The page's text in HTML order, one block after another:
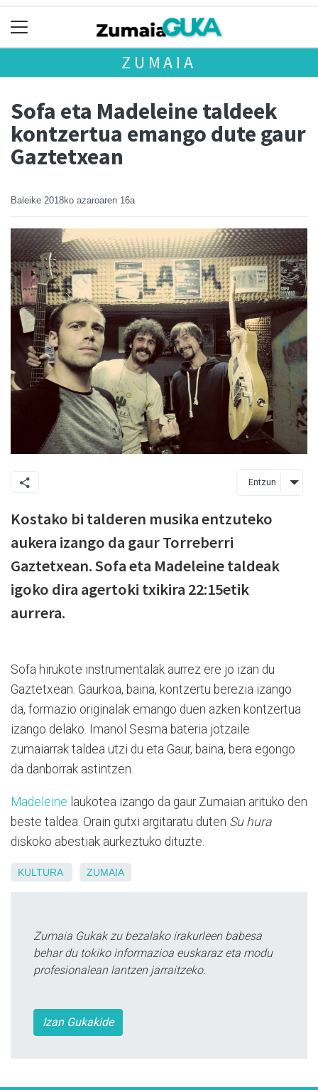
ZUMAIA
Sofa eta Madeleine taldeek
kontzertua emango dute gaur
Gaztetxean
Baleike 2018ko azaroaren 16a
Entzun
Kostako bi talderen musika entzuteko
aukera izango da gaur Torreberri
Gaztetxean. Sofa eta Madeleine taldeak
igoko dira agertoki txikira 22:15etik
aurrera.
Sofa hirukote instrumentalak aurrez ere jo izan du
Gaztetxean. Gaurkoa, baina, kontzertu berezia izango
da, formazio originalak emango duen azken kontzertua
izango delako. Imanol Sesma bateria jotzaile
zumaiarrak taldea utzi du eta Gaur, baina, bera egongo
da danborrak astintzen.
Madeleine laukotea izango da gaur Zumaian arituko den
beste taldea. Orain gutxi argitaratu duten Su hura
diskoko abestiak aurkeztuko dituzte.
KULTURA ZUMAIA
Zumaia Gukak zu bezalako irakurleen babesa
behar du tokiko informazioa euskaraz eta modu
profesionalean lantzen jarraitzeko.
Izan Gukakide